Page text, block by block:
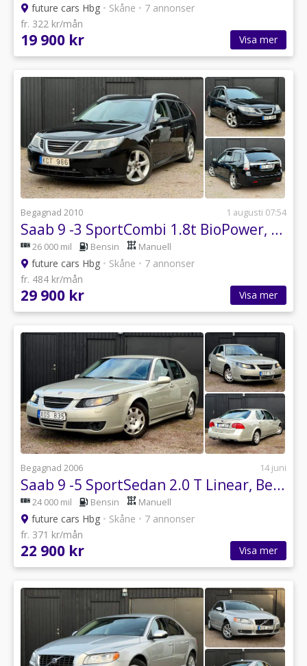
future cars Hbg • Skåne • 7 annonser
fr. 322 kr/mån
19 900 kr Visa mer
Begagnad 2010 1 augusti 07:54
Saab 9 -3 SportCombi 1.8t BioPower, Besiktigad, halvskinn mm
26 000 mil Bensin Manuell
future cars Hbg • Skåne • 7 annonser
fr. 484 kr/mån
29 900 kr Visa mer
Begagnad 2006 14 juni
Saab 9 -5 SportSedan 2.0 T Linear, Besiktigad, Dragkrok, xenon mm
24 000 mil Bensin Manuell
future cars Hbg • Skåne • 7 annonser
fr. 371 kr/mån
22 900 kr Visa mer